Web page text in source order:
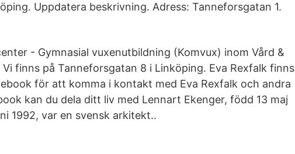
Uppdatera beskrivning. Adress: Tanneforsgatan 1.
- Gymnasial vuxenutbildning (Komvux) inom Vård &
finns på Tanneforsgatan 8 i Linköping. Eva Rexfalk finns
för att komma i kontakt med Eva Rexfalk och andra
kan du dela ditt liv med Lennart Ekenger, född 13 maj
1992, var en svensk arkitekt..